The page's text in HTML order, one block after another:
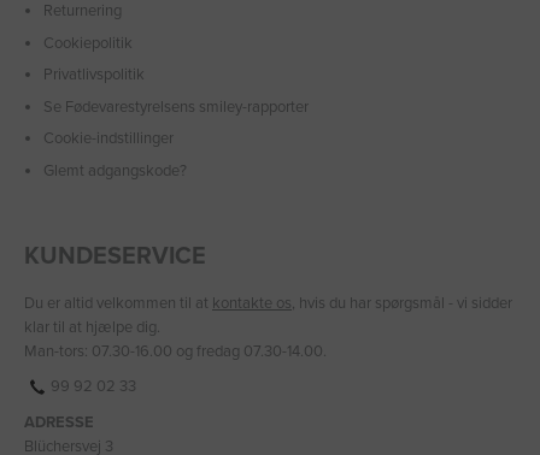
Returnering
Cookiepolitik
Privatlivspolitik
Se Fødevarestyrelsens smiley-rapporter
Cookie-indstillinger
Glemt adgangskode?
KUNDESERVICE
Du er altid velkommen til at kontakte os, hvis du har spørgsmål - vi sidder
klar til at hjælpe dig.
Man-tors: 07.30-16.00 og fredag 07.30-14.00.
99 92 02 33
ADRESSE
Blüchersvej 3